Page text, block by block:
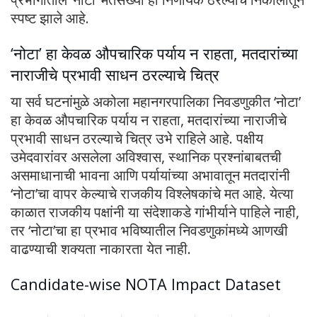
स्पष्ट झाले आहे.
‘नोटा’ हा केवळ औपचारिक पर्याय न राहता, मतदारांच्या
नाराजीचे प्रभावी साधन ठरल्याचे चित्र
या सर्व घटनांमुळे अकोला महानगरपालिका निवडणुकीत ‘नोटा’
हा केवळ औपचारिक पर्याय न राहता, मतदारांच्या नाराजीचे
प्रभावी साधन ठरल्याचे चित्र उभे राहिले आहे. पक्षीय
उमेदवारांवर असलेला अविश्वास, स्थानिक प्रश्नांबाबतची
असमाधानाची भावना आणि पर्यायांच्या अभावातून मतदारांनी
‘नोटा’चा वापर केल्याचे राजकीय विश्लेषकांचे मत आहे. येत्या
काळात राजकीय पक्षांनी या संदेशाकडे गांभीर्याने पाहिले नाही,
तर ‘नोटा’चा हा प्रभाव भविष्यातील निवडणुकांमध्ये आणखी
वाढण्याची शक्यता नाकारता येत नाही.
Candidate-wise NOTA Impact Dataset